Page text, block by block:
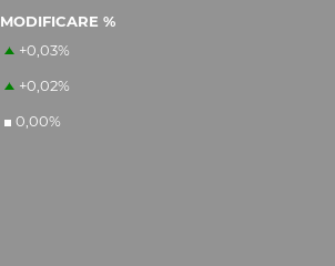
MODIFICARE %
+0,03%
+0,02%
0,00%